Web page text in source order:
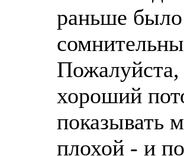
раньше
Пожалуйста,
хороший
показывать
плохой - и